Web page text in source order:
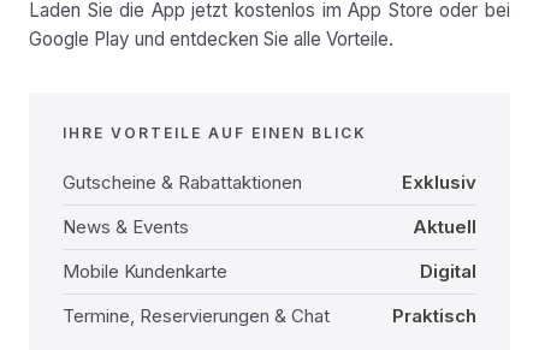
Laden Sie die App jetzt kostenlos im App Store oder bei
Google Play und entdecken Sie alle Vorteile.
IHRE VORTEILE AUF EINEN BLICK
Gutscheine & Rabattaktionen
Exklusiv
News & Events
Aktuell
Mobile Kundenkarte
Digital
Termine, Reservierungen & Chat
Praktisch